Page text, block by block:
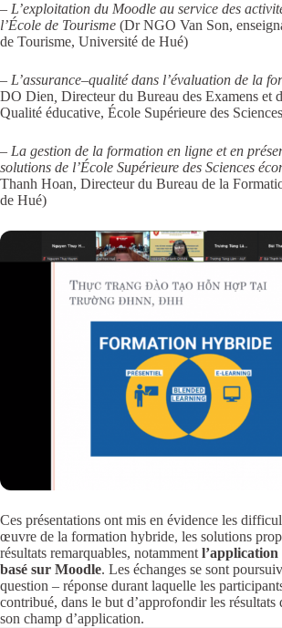
– L’exploitation du Moodle au service des
l’École de Tourisme (Dr NGO Van Son,
de Tourisme, Université de Hué)
– L’assurance–qualité dans l’évaluation de la
DO Dien Directeur du Bureau des Examens et
Qualité éducative, École Supérieure des
– La gestion de la formation en ligne et en
solutions de l’École Supérieure des Sciences
Thanh Hoan, Directeur du Bureau de la
de Hué)
Ces présentations ont mis en évidence les
œuvre de la formation hybride, les solutions
résultats remarquables, notamment
basé sur Moodle. Les échanges se sont
question – réponse durant laquelle les
contribué, dans le but d’approfondir les résultats
son champ d’application.